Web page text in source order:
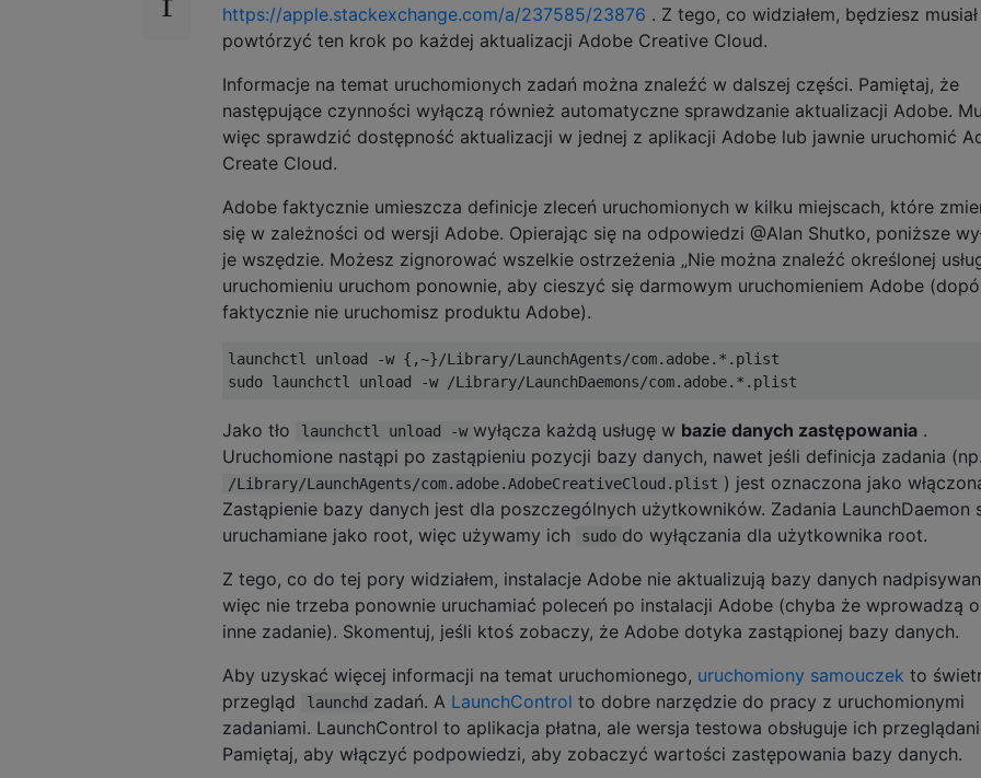
https://apple.stackexchange.com/a/237585/23876 . Z tego, co widziałem, będziesz musiał
powtórzyć ten krok po każdej aktualizacji Adobe Creative Cloud.
Informacje na temat uruchomionych zadań można znaleźć w dalszej części. Pamiętaj, że
następujące czynności wyłączą również automatyczne sprawdzanie aktualizacji Adobe.
więc sprawdzić dostępność aktualizacji w jednej z aplikacji Adobe lub jawnie uruchomić
Create Cloud.
Adobe faktycznie umieszcza definicje zleceń uruchomionych w kilku miejscach, które
się w zależności od wersji Adobe. Opierając się na odpowiedzi @Alan Shutko, poniższe
je wszędzie. Możesz zignorować wszelkie ostrzeżenia „Nie można znaleźć określonej
uruchomieniu uruchom ponownie, aby cieszyć się darmowym uruchomieniem Adobe
faktycznie nie uruchomisz produktu Adobe).
launchctl unload -w {,~}/Library/LaunchAgents/com.adobe.*.plist
Jako tło launchctl unload -w wyłącza każdą usługę w bazie danych zastępowania .
Uruchomione nastąpi po zastąpieniu pozycji bazy danych, nawet jeśli definicja zadania (np.
/Library/LaunchAgents/com.adobe.AdobeCreativeCloud.plist ) jest oznaczona jako
Zastąpienie bazy danych jest dla poszczególnych użytkowników. Zadania LaunchDaemon
uruchamiane jako root, więc używamy ich
sudo do wyłączania dla użytkownika root.
Z tego, co do tej pory widziałem, instalacje Adobe nie aktualizują bazy danych
więc nie trzeba ponownie uruchamiać poleceń po instalacji Adobe (chyba że wprowadzą
inne zadanie). Skomentuj, jeśli ktoś zobaczy, że Adobe dotyka zastąpionej bazy danych.
Aby uzyskać więcej informacji na temat uruchomionego, uruchomiony samouczek to
przegląd
launchd zadań. A LaunchControl to dobre narzędzie do pracy z uruchomionymi
zadaniami. LaunchControl to aplikacja płatna, ale wersja testowa obsługuje ich
Pamiętaj, aby włączyć podpowiedzi, aby zobaczyć wartości zastępowania bazy danych.